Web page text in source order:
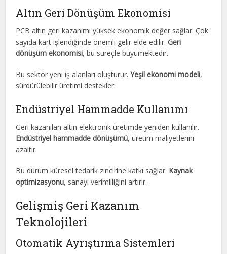
Altın Geri Dönüşüm Ekonomisi
PCB altın geri kazanımı yüksek ekonomik değer sağlar. Çok
sayıda kart işlendiğinde önemli gelir elde edilir.Geri
dönüşüm ekonomisi, bu süreçle büyümektedir.
Bu sektör yeni iş alanları oluşturur.Yeşil ekonomi modeli,
sürdürülebilir üretimi destekler.
Endüstriyel Hammadde Kullanımı
Geri kazanılan altın elektronik üretimde yeniden kullanılır.
Endüstriyel hammadde dönüşümü, üretim maliyetlerini
azaltır.
Bu durum küresel tedarik zincirine katkı sağlar. Kaynak
optimizasyonu, sanayi verimliliğini artırır.
Gelişmiş Geri Kazanım
Teknolojileri
Otomatik Ayrıştırma Sistemleri